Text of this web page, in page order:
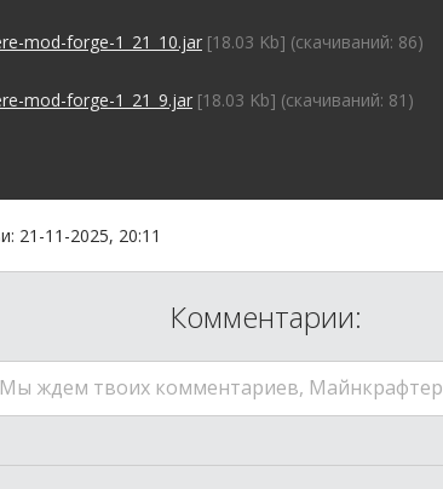
mod-forge-1_21_10.jar [18.03 Kb] (cкачиваний: 86)
mod-forge-1_21_9.jar [18.03 Kb] (cкачиваний: 81)
21-11-2025, 20:11
Комментарии:
Мы ждем твоих комментариев, Майнкрафтер